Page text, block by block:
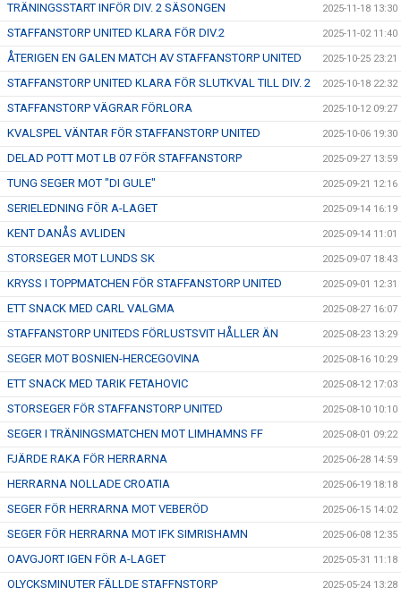
TRÄNINGSSTART INFÖR DIV. 2 SÄSONGEN 2025-11-18 13:30
STAFFANSTORP UNITED KLARA FÖR DIV.2 2025-11-02 11:40
ÅTERIGEN EN GALEN MATCH AV STAFFANSTORP UNITED 2025-10-25 23:21
STAFFANSTORP UNITED KLARA FÖR SLUTKVAL TILL DIV. 2 2025-10-18 22:32
STAFFANSTORP VÄGRAR FÖRLORA 2025-10-12 09:27
KVALSPEL VÄNTAR FÖR STAFFANSTORP UNITED 2025-10-06 19:30
DELAD POTT MOT LB 07 FÖR STAFFANSTORP 2025-09-27 13:59
TUNG SEGER MOT "DI GULE" 2025-09-21 12:16
SERIELEDNING FÖR A-LAGET 2025-09-14 16:19
KENT DANÅS AVLIDEN 2025-09-14 11:01
STORSEGER MOT LUNDS SK 2025-09-07 18:43
KRYSS I TOPPMATCHEN FÖR STAFFANSTORP UNITED 2025-09-01 12:31
ETT SNACK MED CARL VALGMA 2025-08-27 16:07
STAFFANSTORP UNITEDS FÖRLUSTSVIT HÅLLER ÄN 2025-08-23 13:29
SEGER MOT BOSNIEN-HERCEGOVINA 2025-08-16 10:29
ETT SNACK MED TARIK FETAHOVIC 2025-08-12 17:03
STORSEGER FÖR STAFFANSTORP UNITED 2025-08-10 10:10
SEGER I TRÄNINGSMATCHEN MOT LIMHAMNS FF 2025-08-01 09:22
FJÄRDE RAKA FÖR HERRARNA 2025-06-28 14:59
HERRARNA NOLLADE CROATIA 2025-06-19 18:18
SEGER FÖR HERRARNA MOT VEBERÖD 2025-06-15 14:02
SEGER FÖR HERRARNA MOT IFK SIMRISHAMN 2025-06-08 12:35
OAVGJORT IGEN FÖR A-LAGET 2025-05-31 11:18
OLYCKSMINUTER FÄLLDE STAFFNSTORP 2025-05-24 13:28